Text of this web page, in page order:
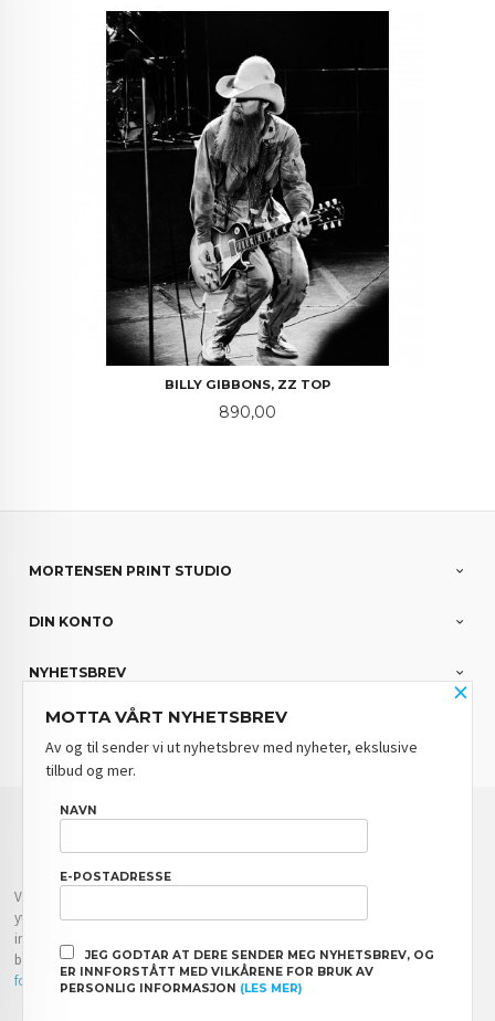
BILLY GIBBONS, ZZ TOP
Pris
890,00
MORTENSEN PRINT STUDIO
DIN KONTO
NYHETSBREV
PARTNERE
FRAKT
NYHETSBREV BLOGG
Vår nettbutikk bruker cookies slik at du får en bedre kjøpsopplevelse og vi kan
yte deg bedre service. Vi bruker cookies hovedsaklig til å lagre
innloggingsdetaljer og huske hva du har puttet i handlekurven din. Fortsett å
bruke siden som normalt om du godtar dette.Les merellerendre innstillinger
for cookies.
×
MOTTA VÅRT NYHETSBREV
Av og til sender vi ut nyhetsbrev med nyheter, ekslusive
tilbud og mer.
NAVN
E-POSTADRESSE
JEG GODTAR AT DERE SENDER MEG NYHETSBREV, OG
ER INNFORSTÅTT MED VILKÅRENE FOR BRUK AV
PERSONLIG INFORMASJON (LES MER)